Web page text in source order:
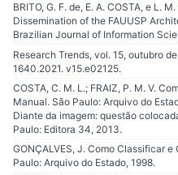
BRITO, G. F. de, E. A. COSTA, e L.
Dissemination of the FAUUSP
Brazilian Journal of Information
Research Trends, vol. 15, outubro
1640.2021. v15.e02125.
COSTA, C. M. L.; FRAIZ, P. M. V.
Manual. São Paulo: Arquivo do
Diante da imagem: questão
Paulo: Editora 34, 2013.
GONÇALVES, J. Como Classificar
Paulo: Arquivo do Estado, 1998.